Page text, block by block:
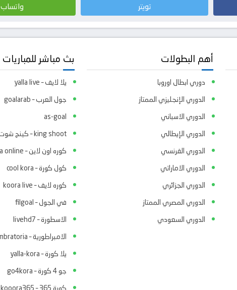
تويتر واتساب
أهم البطولات
دوري ابطال اوروبا
الدوري الإنجليزي الممتاز
الدوري الاسباني
الدوري الإيطالي
الدوري الفرنسي
الدوري الاماراتي
الدوري الجزائري
الدوري المصري الممتاز
الدوري السعودي
بث مباشر للمباريات
يلا لايف – yalla live
جول العرب – goalarab
as-goal
king shoot – كينج شوت
كوره اون لاين – kora online
كول كورة – cool kora
كوره لايف – koora live
في الجول – filgoal
الاسطورة – livehd7
الامبراطورية – embratoria
يلا كورة – yalla-kora
جو 4 كورة – go4kora